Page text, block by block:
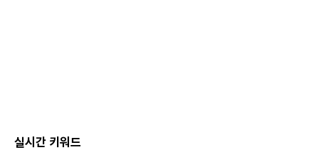
실시간 키워드